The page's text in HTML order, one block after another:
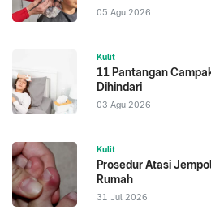
05 Agu 2026
Kulit
11 Pantangan
Dihindari
03 Agu 2026
Kulit
Prosedur Atasi
Rumah
31 Jul 2026